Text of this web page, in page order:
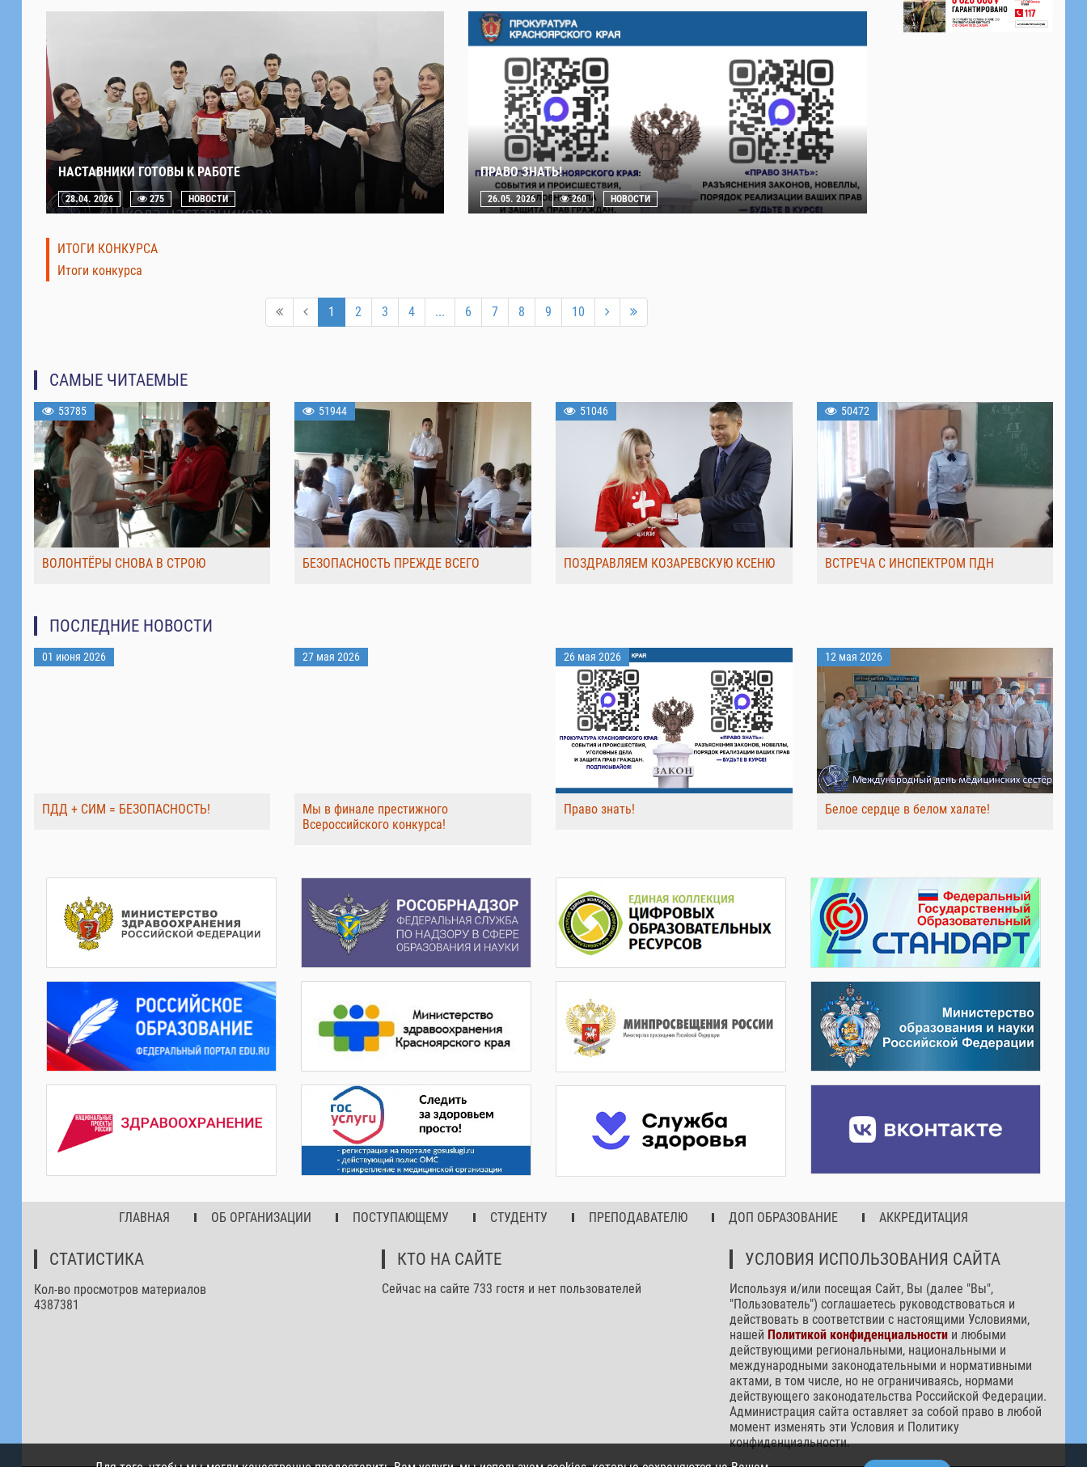
НАСТАВНИКИ ГОТОВЫ К РАБОТЕ
28.04. 2026 275 НОВОСТИ
ПРАВО ЗНАТЬ!
26.05. 2026 260 НОВОСТИ
ИТОГИ КОНКУРСА
Итоги конкурса
1 2 3 4 ... 6 7 8 9 10
САМЫЕ ЧИТАЕМЫЕ
53785
ВОЛОНТЁРЫ СНОВА В СТРОЮ
51944
БЕЗОПАСНОСТЬ ПРЕЖДЕ ВСЕГО
51046
ПОЗДРАВЛЯЕМ КОЗАРЕВСКУЮ КСЕНЮ
50472
ВСТРЕЧА С ИНСПЕКТРОМ ПДН
ПОСЛЕДНИЕ НОВОСТИ
01 июня 2026
ПДД + СИМ = БЕЗОПАСНОСТЬ!
27 мая 2026
Мы в финале престижного
Всероссийского конкурса!
26 мая 2026
Право знать!
12 мая 2026
Белое сердце в белом халате!
ГЛАВНАЯ ОБ ОРГАНИЗАЦИИ ПОСТУПАЮЩЕМУ СТУДЕНТУ ПРЕПОДАВАТЕЛЮ ДОП ОБРАЗОВАНИЕ АККРЕДИТАЦИЯ
СТАТИСТИКА
Кол-во просмотров материалов
4387381
КТО НА САЙТЕ
Сейчас на сайте 733 гостя и нет пользователей
УСЛОВИЯ ИСПОЛЬЗОВАНИЯ САЙТА
Используя и/или посещая Сайт, Вы (далее "Вы",
"Пользователь") соглашаетесь руководствоваться и
действовать в соответствии с настоящими Условиями,
нашей Политикой конфиденциальности и любыми
действующими региональными, национальными и
международными законодательными и нормативными
актами, в том числе, но не ограничиваясь, нормами
действующего законодательства Российской Федерации.
Администрация сайта оставляет за собой право в любой
момент изменять эти Условия и Политику
конфиденциальности.